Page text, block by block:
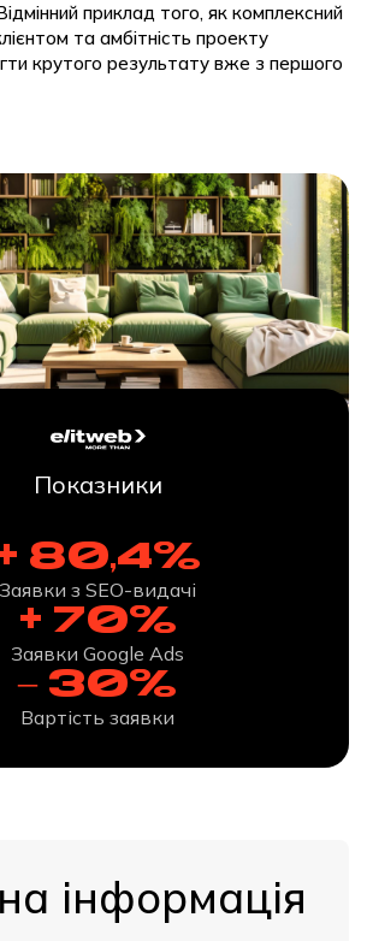
приклад того, як комплексний
та амбітність проекту
крутого результату вже з першого
Показники
80,4%
Заявки з SEO-видачі
+ 70%
Заявки Google Ads
– 30%
Вартість заявки
інформація